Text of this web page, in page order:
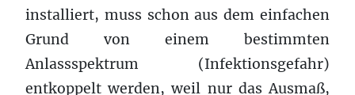
installiert, muss schon aus dem einfachen
Grund von einem bestimmten
Anlassspektrum (Infektionsgefahr)
entkoppelt werden, weil nur das Ausmaß,